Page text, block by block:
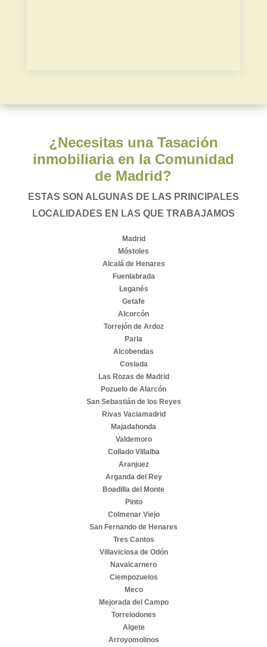
¿Necesitas una Tasación
inmobiliaria en la Comunidad
de Madrid?
ESTAS SON ALGUNAS DE LAS PRINCIPALES
LOCALIDADES EN LAS QUE TRABAJAMOS
Madrid
Móstoles
Alcalá de Henares
Fuenlabrada
Leganés
Getafe
Alcorcón
Torrejón de Ardoz
Parla
Alcobendas
Coslada
Las Rozas de Madrid
Pozuelo de Alarcón
San Sebastián de los Reyes
Rivas Vaciamadrid
Majadahonda
Valdemoro
Collado Villalba
Aranjuez
Arganda del Rey
Boadilla del Monte
Pinto
Colmenar Viejo
San Fernando de Henares
Tres Cantos
Villaviciosa de Odón
Navalcarnero
Ciempozuelos
Meco
Mejorada del Campo
Torrelodones
Algete
Arroyomolinos